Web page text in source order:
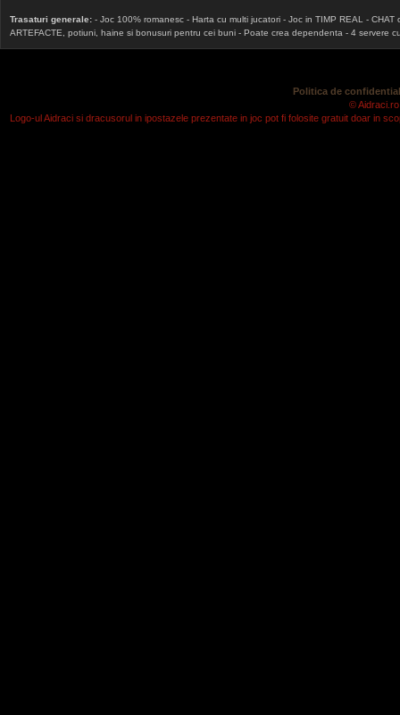
Trasaturi generale: - Joc 100% romanesc - Harta cu multi jucatori - Joc in TIMP REAL -
ARTEFACTE, potiuni, haine si bonusuri pentru cei buni - Poate crea dependenta - 4 servere
Politica de
©
Logo-ul Aidraci si dracusorul in ipostazele prezentate in joc pot fi folosite gratuit doar in